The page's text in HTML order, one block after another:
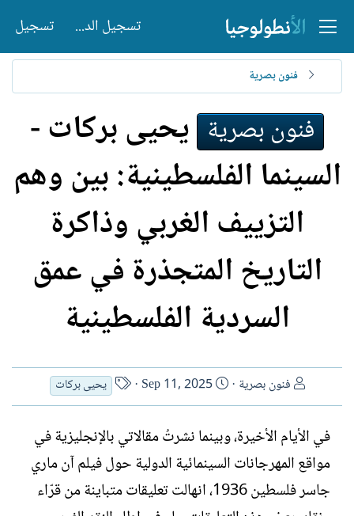
تسجيل الدخول تسجيل
فنون بصرية
فنون بصرية يحيى بركات -
السينما الفلسطينية: بين وهم
التزييف الغربي وذاكرة
التاريخ المتجذرة في عمق
السردية الفلسطينية
ا
ل
ا
ت
ب
فنون بصرية
ت
ا
ي
خ
ل
Sep 11, 2025
ا
س
ا
ل
ا
يحيى بركات
في الأيام الأخيرة، وبينما نشرتُ مقالاتي بالإنجليزية في
مواقع المهرجانات السينمائية الدولية حول فيلم آن ماري
جاسر فلسطين 1936، انهالت تعليقات متباينة من قرّاء